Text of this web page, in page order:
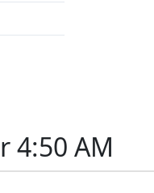
4:50 AM